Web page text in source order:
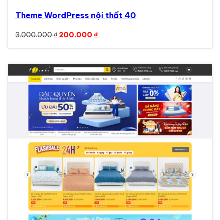
Theme WordPress nội thất 40
3.000.000₫ Giá gốc là: 3.000.000 ₫.
200.000 ₫Giá hiện tại là: 200.000 ₫.